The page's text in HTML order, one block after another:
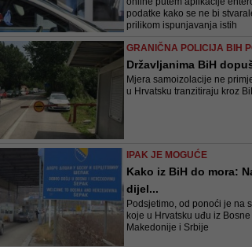
podatke kako se ne bi
prilikom ispunjavanja istih
GRANIČNA POLICIJA BIH
Državljanima BiH
Mjera samoizolacije ne
u Hrvatsku tranzitiraju kroz
IPAK JE MOGUĆE
Kako iz BiH do mora:
dijel...
Podsjetimo, od ponoći je na
koje u Hrvatsku uđu iz
Makedonije i Srbije